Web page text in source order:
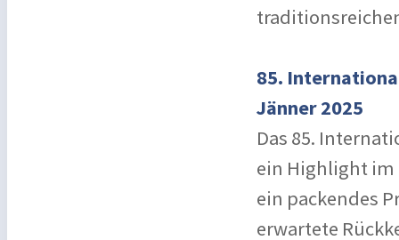
85.
Jänner 2025
Das 85.
ein Highlight im
ein packendes
erwartete